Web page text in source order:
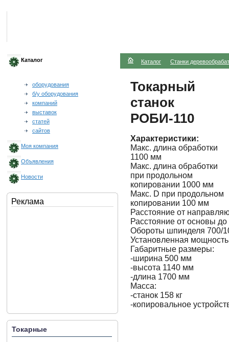
Каталог
оборудования
б/у оборудования
компаний
выставок
статей
сайтов
Моя компания
Объявления
Новости
Реклама
Токарные
Каталог Станки
Токарный
станок
РОБИ-110
Характеристики:
Макс. длина обработки
1100 мм
Макс. длина обработки
при продольном
копировании 1000 мм
Макс. D при продольном
копировании 100 мм
Расстояние от
Расстояние от основы
Обороты шпинделя 700/
Установленная
Габаритные размеры:
-ширина 500 мм
-высота 1140 мм
-длина 1700 мм
Масса:
-станок 158 кг
-копировальное